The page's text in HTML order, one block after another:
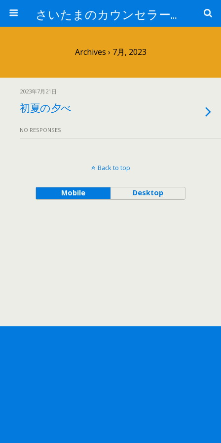
さいたまのカウンセラー日記
Archives › 7月, 2023
2023年7月21日
初夏の夕べ
NO RESPONSES
Back to top
Mobile Desktop